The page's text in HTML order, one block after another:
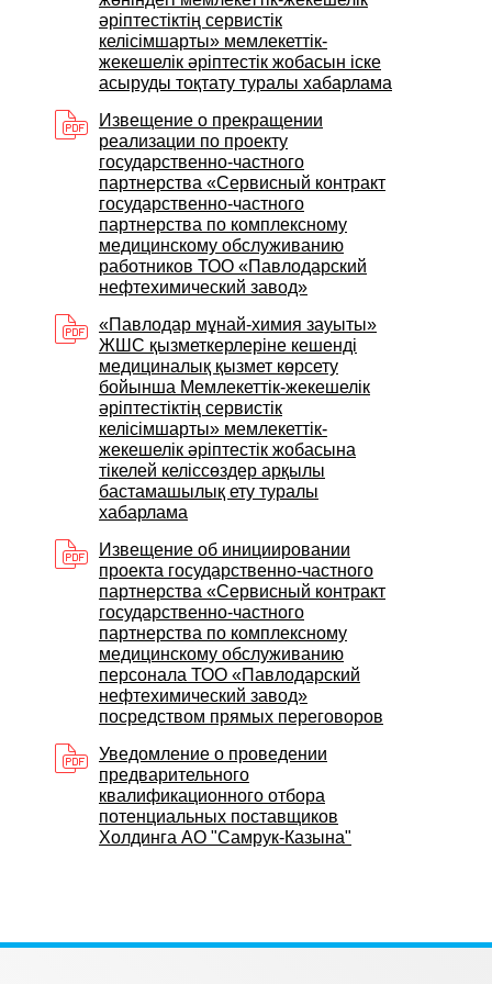
әріптестіктің сервистік
келісімшарты» мемлекеттік-
жекешелік әріптестік жобасын іске
асыруды тоқтату туралы хабарлама
Извещение о прекращении
реализации по проекту
государственно-частного
партнерства «Сервисный контракт
государственно-частного
партнерства по комплексному
медицинскому обслуживанию
работников ТОО «Павлодарский
нефтехимический завод»
«Павлодар мұнай-химия зауыты»
ЖШС қызметкерлеріне кешенді
медициналық қызмет көрсету
бойынша Мемлекеттік-жекешелік
әріптестіктің сервистік
келісімшарты» мемлекеттік-
жекешелік әріптестік жобасына
тікелей келіссөздер арқылы
бастамашылық ету туралы
хабарлама
Извещение об инициировании
проекта государственно-частного
партнерства «Сервисный контракт
государственно-частного
партнерства по комплексному
медицинскому обслуживанию
персонала ТОО «Павлодарский
нефтехимический завод»
посредством прямых переговоров
Уведомление о проведении
предварительного
квалификационного отбора
потенциальных поставщиков
Холдинга АО "Самрук-Казына"